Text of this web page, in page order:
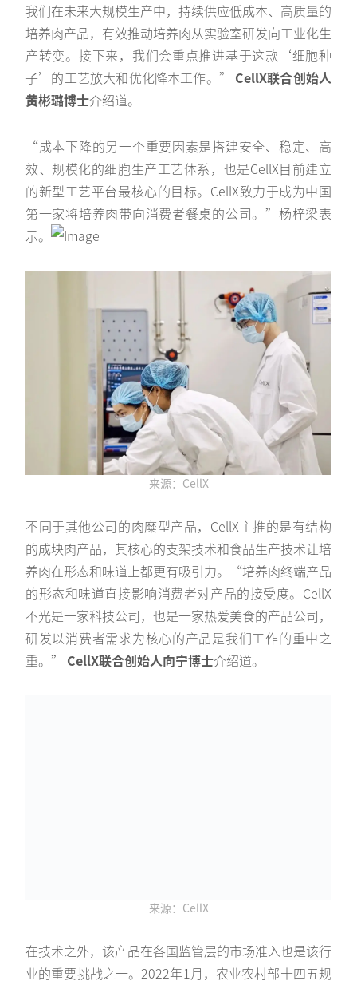
我们在未来大规模生产中，持续供应低成本、高质量的
培养肉产品，有效推动培养肉从实验室研发向工业化生
产转变。接下来，我们会重点推进基于这款‘细胞种
子’的工艺放大和优化降本工作。” CellX联合创始人
黄彬璐博士介绍道。
“成本下降的另一个重要因素是搭建安全、稳定、高
效、规模化的细胞生产工艺体系，也是CellX目前建立
的新型工艺平台最核心的目标。CellX致力于成为中国
第一家将培养肉带向消费者餐桌的公司。”杨梓梁表
示。
来源：CellX
不同于其他公司的肉糜型产品，CellX主推的是有结构
的成块肉产品，其核心的支架技术和食品生产技术让培
养肉在形态和味道上都更有吸引力。“培养肉终端产品
的形态和味道直接影响消费者对产品的接受度。CellX
不光是一家科技公司，也是一家热爱美食的产品公司，
研发以消费者需求为核心的产品是我们工作的重中之
重。” CellX联合创始人向宁博士介绍道。
来源：CellX
在技术之外，该产品在各国监管层的市场准入也是该行
业的重要挑战之一。2022年1月，农业农村部十四五规